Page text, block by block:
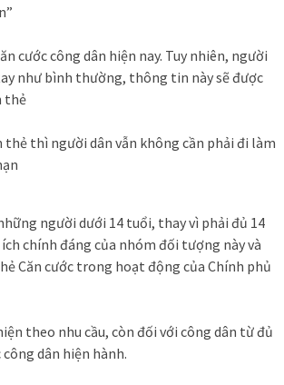
cước công dân hiện nay. Tuy nhiên, người
như bình thường, thông tin này sẽ được
thẻ
thì người dân vẫn không cần phải đi làm
người dưới 14 tuổi, thay vì phải đủ 14
chính đáng của nhóm đối tượng này và
Căn cước trong hoạt động của Chính phủ
theo nhu cầu, còn đối với công dân từ đủ
dân hiện hành.